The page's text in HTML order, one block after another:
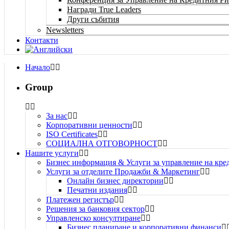
Награди True Leaders
Други събития
Newsletters
Контакти
Начало
Group
За нас
Корпоративни ценности
ISO Certificates
СОЦИАЛНА ОТГОВОРНОСТ
Нашите услуги
Бизнес информация & Услуги за управление на
Услуги за отделите Продажби & Маркетинг
Онлайн бизнес директории
Печатни издания
Платежен регистър
Решения за банковия сектор
Управленско консултиране